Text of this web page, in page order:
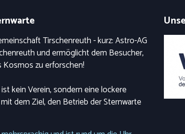
Tirschenreuth - kurz: Astro-AG
und ermöglicht dem Besucher,
Kosmos zu erforschen!
kein Verein, sondern eine lockere
dem Ziel, den Betrieb der Sternwarte